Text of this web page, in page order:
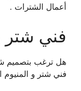
أعمال الشترات .
فني شتر
هل ترغب بتصميم
فني شتر و المنيوم